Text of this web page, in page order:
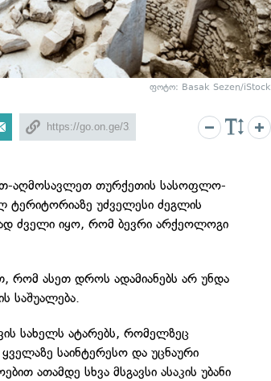
ფოტო: Basak Sezen/iStock
აღმოსავლეთ თურქეთის სასოფლო-
ტერიტორიაზე უძველესი ძეგლის
ძველი იყო, რომ ბევრი არქეოლოგი
რომ ასეთ დროს ადამიანებს არ უნდა
საშუალება.
სახელს ატარებს, რომელზეც
საინტერესო და უცნაური
ათამდე სხვა მსგავსი ასაკის უბანი